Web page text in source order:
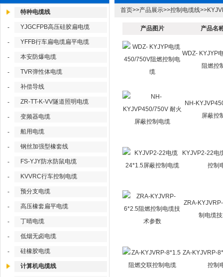
特种电缆线
- YJGCFPB高压硅胶扁电缆
- YFFB行车扁电缆扁平电缆
- 本安防爆电缆
- TVR弹性体电缆
- 补偿导线
- ZR-TT-K-VV隧道照明电缆
- 变频器电缆
- 船用电缆
- 钢丝加强型橡套线
- FS-YJY防水防鼠电缆
- KVVRC行车控制电缆
- 预分支电缆
- 高压橡套扁平电缆
- 丁晴电缆
- 低烟无卤电缆
- 硅橡胶电缆
计算机电缆线
首页>>产品展示>>控制电缆线>>
产品图片 产品名
WDZ- KYJYP
阻燃控
NH-
屏蔽控
KYJVP2-22电
控制
ZRA-
制电缆
ZA-KYJVRP-
控制